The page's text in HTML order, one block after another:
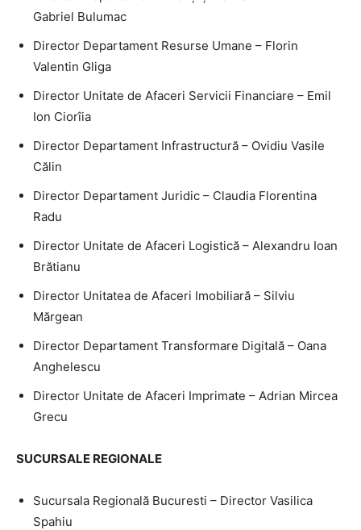
Gabriel Bulumac
Director Departament Resurse Umane – Florin
Valentin Gliga
Director Unitate de Afaceri Servicii Financiare – Emil
Ion Ciorîia
Director Departament Infrastructură – Ovidiu Vasile
Călin
Director Departament Juridic – Claudia Florentina
Radu
Director Unitate de Afaceri Logistică – Alexandru Ioan
Brătianu
Director Unitatea de Afaceri Imobiliară – Silviu
Mărgean
Director Departament Transformare Digitală – Oana
Anghelescu
Director Unitate de Afaceri Imprimate – Adrian Mircea
Grecu
SUCURSALE REGIONALE
Sucursala Regională Bucuresti – Director Vasilica
Spahiu